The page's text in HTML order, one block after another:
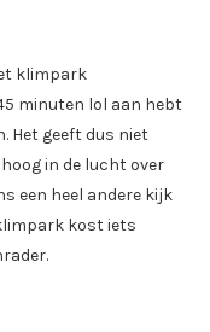
klimpark
minuten lol aan hebt
Het geeft dus niet
in de lucht over
een heel andere kijk
kost iets